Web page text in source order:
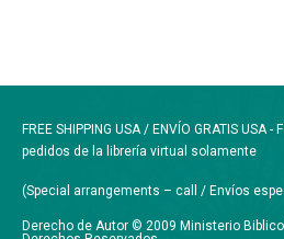
FREE SHIPPING USA / ENVÍO GRATIS USA
pedidos de la librería virtual solamente
(Special arrangements – call / Envíos
Derecho de Autor © 2009 Ministerio